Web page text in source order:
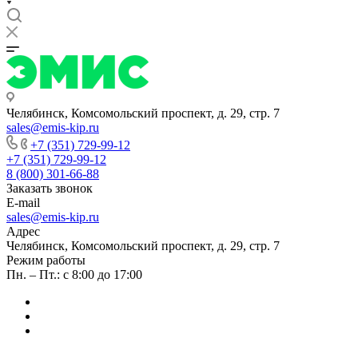
Челябинск, Комсомольский проспект, д. 29, стр. 7
sales@emis-kip.ru
+7 (351) 729-99-12
+7 (351) 729-99-12
8 (800) 301-66-88
Заказать звонок
E-mail
sales@emis-kip.ru
Адрес
Челябинск, Комсомольский проспект, д. 29, стр. 7
Режим работы
Пн. – Пт.: с 8:00 до 17:00